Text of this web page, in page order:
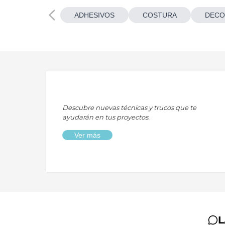
ADHESIVOS COSTURA
Descubre nuevas técnicas y trucos que te
ayudarán en tus proyectos.
Ver más